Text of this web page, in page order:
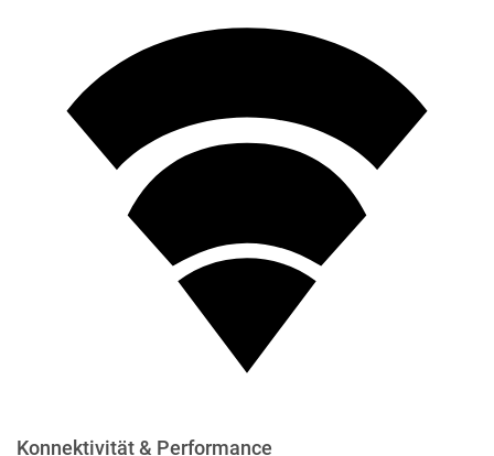
Konnektivität & Performance